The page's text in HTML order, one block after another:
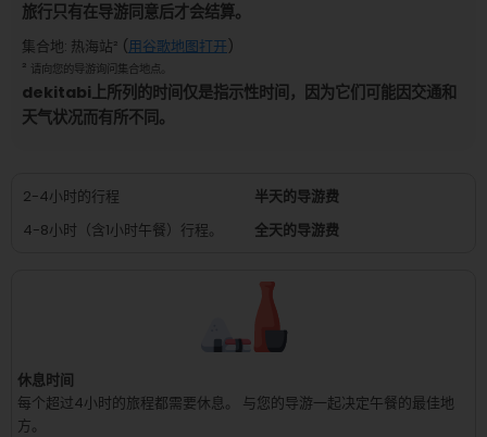
旅行只有在导游同意后才会结算。
集合地: 热海站² (用谷歌地图打开)
² 请向您的导游询问集合地点。
dekitabi上所列的时间仅是指示性时间，因为它们可能因交通和
天气状况而有所不同。
2-4小时的行程
半天的导游费
4-8小时（含1小时午餐）行程。
全天的导游费
休息时间
每个超过4小时的旅程都需要休息。
与您的导游一起决定午餐的最佳地
方。